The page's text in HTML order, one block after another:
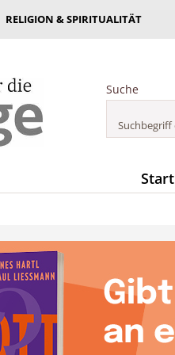
RELIGION & SPIRITUALITÄT
Suche
Start